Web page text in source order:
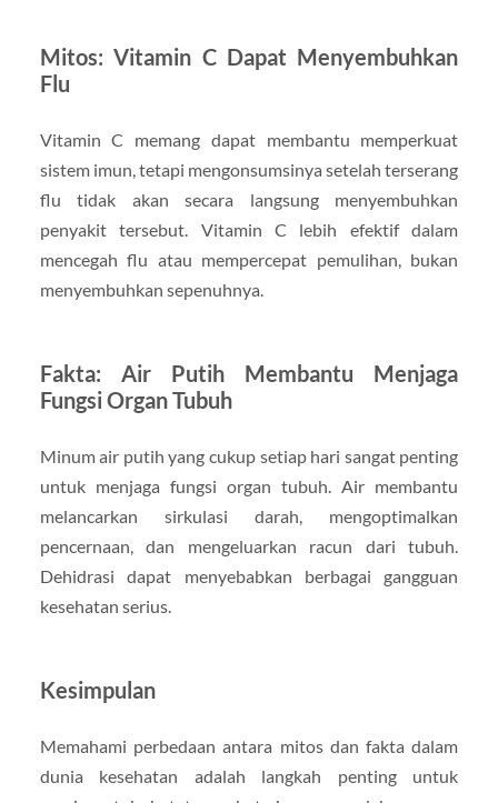
Mitos: Vitamin C Dapat Menyembuhkan
Flu
Vitamin C memang dapat membantu memperkuat
sistem imun, tetapi mengonsumsinya setelah terserang
flu tidak akan secara langsung menyembuhkan
penyakit tersebut. Vitamin C lebih efektif dalam
mencegah flu atau mempercepat pemulihan, bukan
menyembuhkan sepenuhnya.
Fakta: Air Putih Membantu Menjaga
Fungsi Organ Tubuh
Minum air putih yang cukup setiap hari sangat penting
untuk menjaga fungsi organ tubuh. Air membantu
melancarkan sirkulasi darah, mengoptimalkan
pencernaan, dan mengeluarkan racun dari tubuh.
Dehidrasi dapat menyebabkan berbagai gangguan
kesehatan serius.
Kesimpulan
Memahami perbedaan antara mitos dan fakta dalam
dunia kesehatan adalah langkah penting untuk